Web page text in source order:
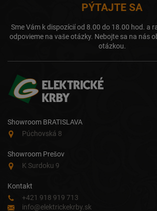
PÝTAJTE SA
Sme Vám k dispozícií od 8.00 do 18.00 hod. a
odpovieme na vaše otázky. Nebojte sa na nás
otázkou.
Showroom BRATISLAVA
Púchovská 8
Showroom Prešov
K Surdoku 9
Kontakt
+421 918 919 713
info@elektrickekrby.sk